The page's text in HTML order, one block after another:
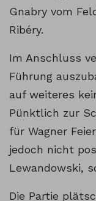
Gnabry vom
Ribéry.
Im Anschluss
Führung
auf weiteres
Pünktlich zur
für Wagner
jedoch nicht
Lewandowski,
Die Partie